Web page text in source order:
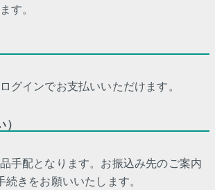
す。
グインでお支払いいただけます。
手配となります。お振込み先のご案内
きをお願いいたします。